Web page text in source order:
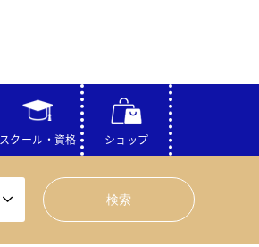
スクール・資格 ショップ